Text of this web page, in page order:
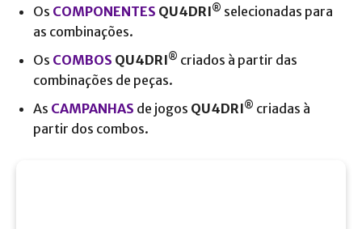
Os COMPONENTES QU4DRI® selecionadas para
as combinações.
Os COMBOS QU4DRI® criados à partir das
combinações de peças.
As CAMPANHAS de jogos QU4DRI® criadas à
partir dos combos.